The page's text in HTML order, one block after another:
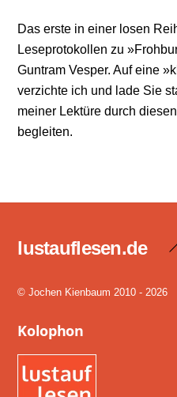
Das erste in einer losen
Leseprotokollen zu
Guntram Vesper. Auf eine
verzichte ich und lade Sie
meiner Lektüre durch
begleiten.
lustauflesen.de
© Jochen Kienbaum 2010 - 2026
Kolophon